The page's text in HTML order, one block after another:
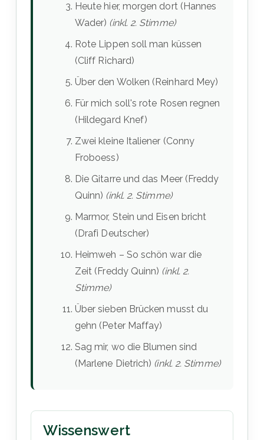
Heute hier, morgen dort (Hannes
Wader) (inkl. 2. Stimme)
Rote Lippen soll man küssen
(Cliff Richard)
Über den Wolken (Reinhard Mey)
Für mich soll's rote Rosen regnen
(Hildegard Knef)
Zwei kleine Italiener (Conny
Froboess)
Die Gitarre und das Meer (Freddy
Quinn) (inkl. 2. Stimme)
Marmor, Stein und Eisen bricht
(Drafi Deutscher)
Heimweh – So schön war die
Zeit (Freddy Quinn) (inkl. 2.
Stimme)
Über sieben Brücken musst du
gehn (Peter Maffay)
Sag mir, wo die Blumen sind
(Marlene Dietrich) (inkl. 2. Stimme)
Wissenswert